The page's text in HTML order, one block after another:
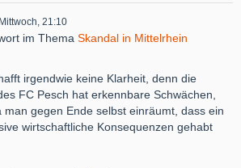
Mittwoch, 21:10
im Thema Skandal in Mittelrhein
irgendwie keine Klarheit, denn die
FC Pesch hat erkennbare Schwächen,
man gegen Ende selbst einräumt, dass ein
wirtschaftliche Konsequenzen gehabt